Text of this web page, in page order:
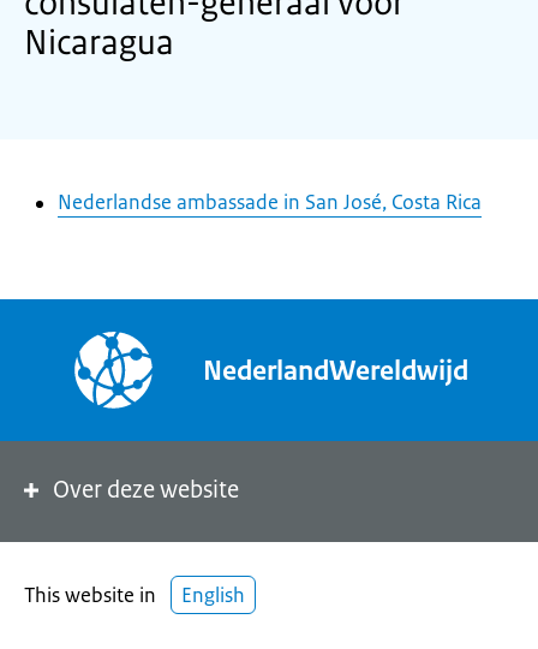
Nicaragua
Nederlandse ambassade in San José, Costa Rica
NederlandWereldwijd
Over deze website
This website in English